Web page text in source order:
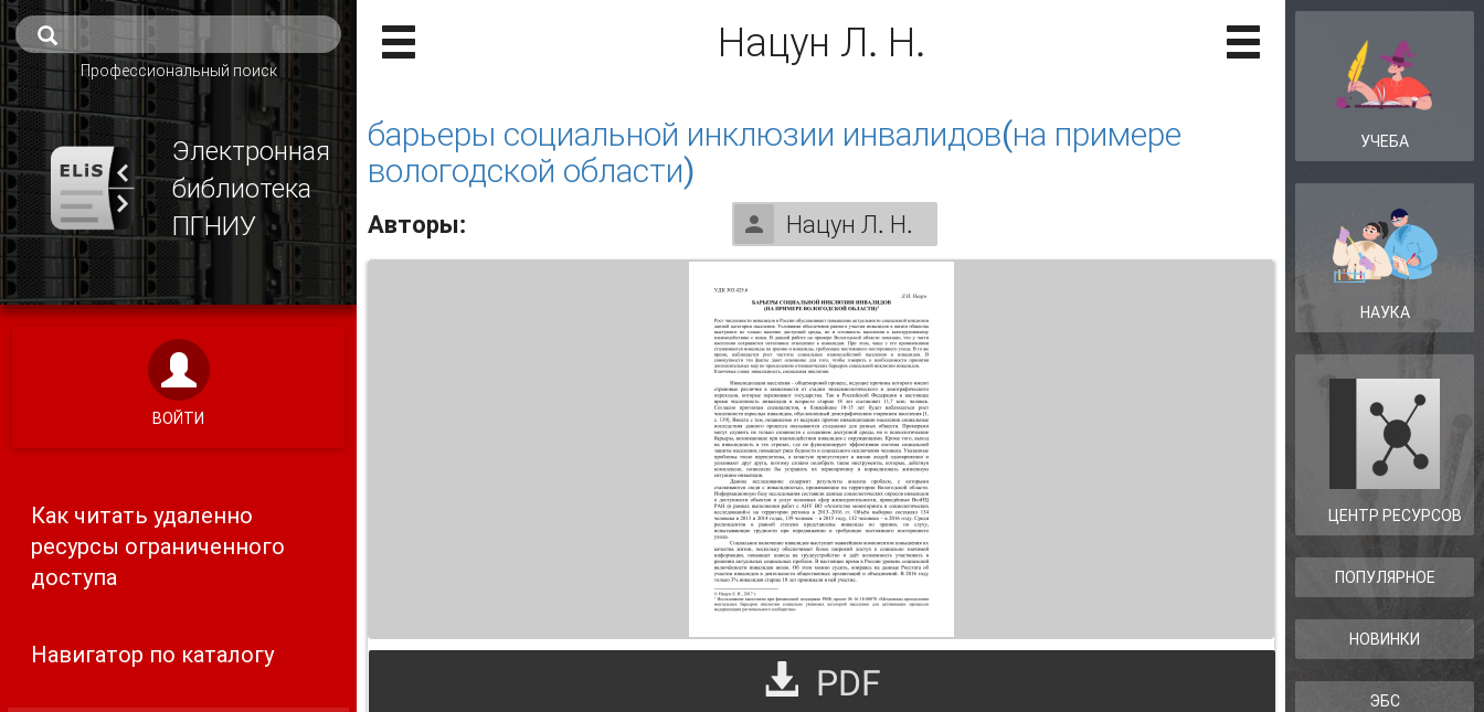
Профессиональный поиск
Электронная
библиотека
ПГНИУ
ВОЙТИ
Как читать удаленно
ресурсы ограниченного
доступа
Навигатор по каталогу
Нацун Л. Н.
барьеры социальной инклюзии инвалидов(на примере
вологодской области)
Авторы: Нацун Л. Н.
PDF
УЧЕБА
НАУКА
ЦЕНТР РЕСУРСОВ
ПОПУЛЯРНОЕ
НОВИНКИ
ЭБС